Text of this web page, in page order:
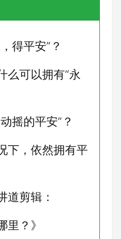
得平安”？
么可以拥有“永
摇的平安”？
下，依然拥有平
道剪辑：
里？》